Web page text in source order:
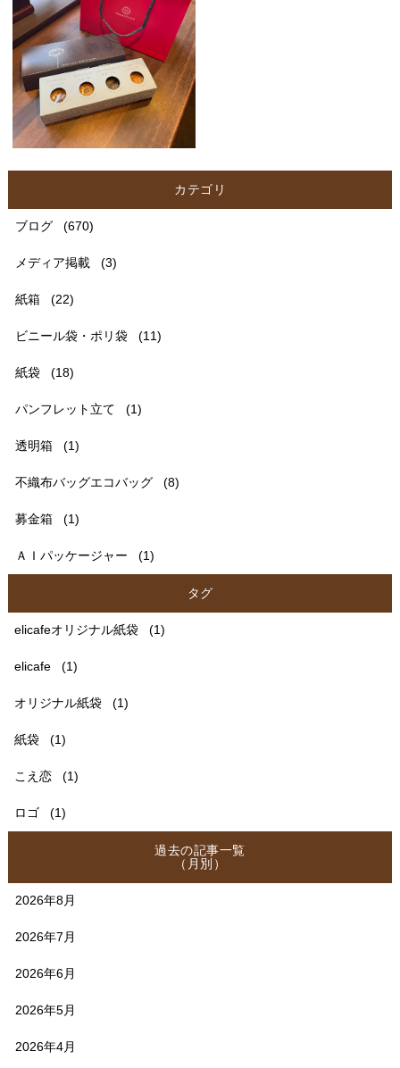
カテゴリ
ブログ (670)
メディア掲載 (3)
紙箱 (22)
ビニール袋・ポリ袋 (11)
紙袋 (18)
パンフレット立て (1)
透明箱 (1)
不織布バッグエコバッグ (8)
募金箱 (1)
ＡＩパッケージャー (1)
タグ
elicafeオリジナル紙袋 (1)
elicafe (1)
オリジナル紙袋 (1)
紙袋 (1)
こえ恋 (1)
ロゴ (1)
過去の記事一覧
（月別）
2026年8月
2026年7月
2026年6月
2026年5月
2026年4月